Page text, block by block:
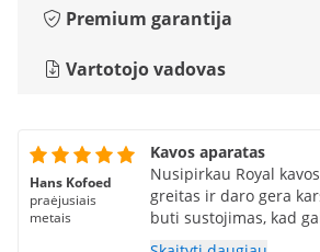
Premium garantija
Vartotojo vadovas
Hans Kofoed
praėjusiais
metais
Kavos aparatas
Nusipirkau Royal
greitas ir daro gera
buti sustojimas, kad
kol jis nesibaigs varvėti.